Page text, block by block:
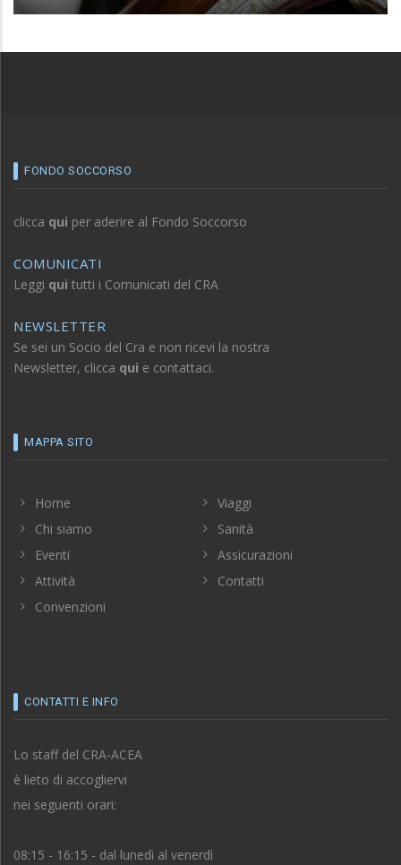
FONDO SOCCORSO
clicca qui per aderire al Fondo Soccorso
COMUNICATI
Leggi qui tutti i Comunicati del CRA
NEWSLETTER
Se sei un Socio del Cra e non ricevi la nostra
Newsletter, clicca qui e contattaci.
MAPPA SITO
Home
Chi siamo
Eventi
Attività
Convenzioni
Viaggi
Sanità
Assicurazioni
Contatti
CONTATTI E INFO
Lo staff del CRA-ACEA
è lieto di accogliervi
nei seguenti orari:
08:15 - 16:15 - dal lunedì al venerdì